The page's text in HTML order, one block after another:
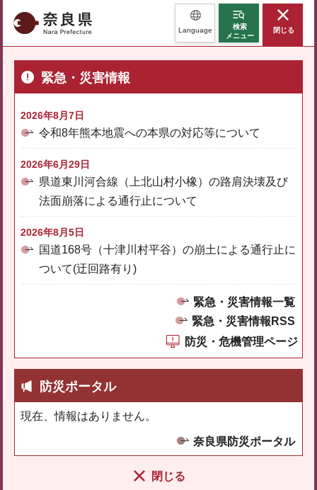
奈良県 Language
検索
メニュー
閉じる
緊急・災害情報
2026年8月7日
令和8年熊本地震への本県の対応等について
2026年6月29日
県道東川河合線（上北山村小橡）の路肩決壊及び
法面崩落による通行止について
2026年8月5日
国道168号（十津川村平谷）の崩土による通行止に
ついて(迂回路有り)
緊急・災害情報一覧
緊急・災害情報RSS
防災・危機管理ページ
防災ポータル
現在、情報はありません。
奈良県防災ポータル
閉じる